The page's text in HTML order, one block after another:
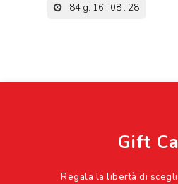
84 g. 16 : 08 : 27
Gift
Regala la libertà di